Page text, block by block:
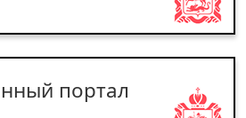
портал